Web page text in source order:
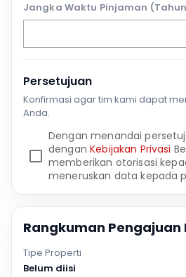
Jangka Waktu Pinjaman
Persetujuan
Konfirmasi agar tim kami dapat
Anda.
Dengan menandai
denganKebijakan Privasi
memberikan otorisasi
meneruskan data kepada
Rangkuman Pengajuan
Tipe Properti
Belum diisi